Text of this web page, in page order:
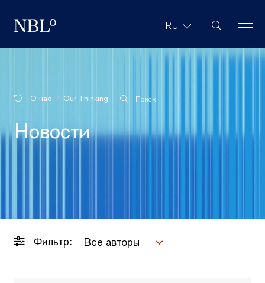
New Balkans Law Office RU Поиск на
О нас Our Thinking Поиск
Новости
Фильтр: Все авторы